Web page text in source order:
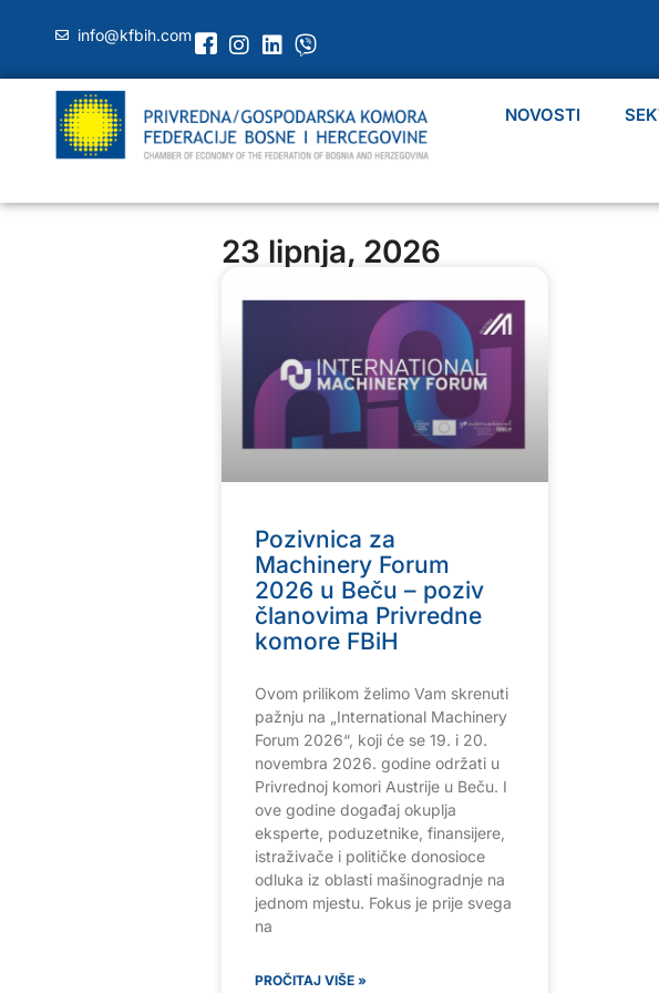
info@kfbih.com
NOVOSTI
23 lipnja, 2026
Pozivnica za
Machinery Forum
2026 u Beču – poziv
članovima Privredne
komore FBiH
Ovom prilikom želimo Vam skrenuti
pažnju na „International Machinery
Forum 2026“, koji će se 19. i 20.
novembra 2026. godine održati u
Privrednoj komori Austrije u Beču. I
ove godine događaj okuplja
eksperte, poduzetnike, finansijere,
istraživače i političke donosioce
odluka iz oblasti mašinogradnje na
jednom mjestu. Fokus je prije svega
na
PROČITAJ VIŠE »